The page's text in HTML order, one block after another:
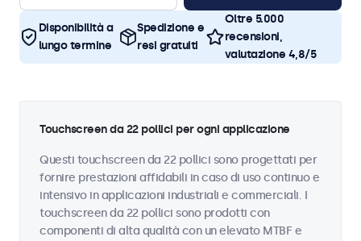
Disponibilità a
lungo termine
Spedizione e
resi gratuiti
Oltre 5.000
recensioni,
valutazione 4,8/5
Touchscreen da 22 pollici per ogni applicazione
Questi touchscreen da 22 pollici sono progettati per
fornire prestazioni affidabili in caso di uso continuo e
intensivo in applicazioni industriali e commerciali. I
touchscreen da 22 pollici sono prodotti con
componenti di alta qualità con un elevato MTBF e